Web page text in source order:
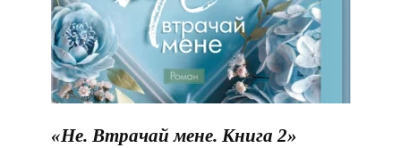
«Не. Втрачай мене. Книга 2»